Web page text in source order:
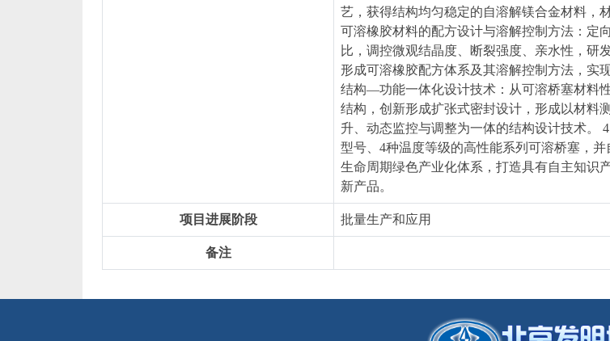
艺，获得结构均匀稳定的自溶解镁合金材料，
可溶橡胶材料的配方设计与溶解控制方法：定
比，调控微观结晶度、断裂强度、亲水性，研
形成可溶橡胶配方体系及其溶解控制方法，实
结构—功能一体化设计技术：从可溶桥塞材料
结构，创新形成扩张式密封设计，形成以材料
升、动态监控与调整为一体的结构设计技术。
型号、4种温度等级的高性能系列可溶桥塞，
生命周期绿色产业化体系，打造具有自主知识
新产品。
项目进展阶段 批量生产和应用
备注